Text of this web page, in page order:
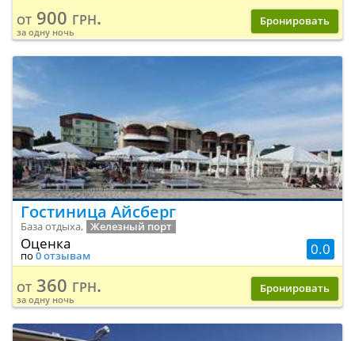
от 900 грн.
за одну ночь
Бронировать
Гостиница Айсберг
База отдыха, Железный порт
0.0
Оценка
по 0 отзывам
от 360 грн.
за одну ночь
Бронировать